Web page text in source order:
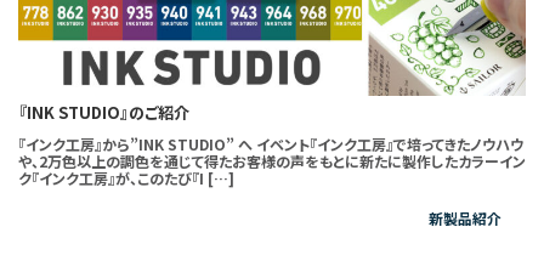
『INK STUDIO』のご紹介
『インク工房』から”INK STUDIO” へ イベント『インク工房』で培ってきたノウハウ
や、2万色以上の調色を通じて得たお客様の声をもとに新たに製作したカラーイン
ク『インク工房』が、このたび『I […]
新製品紹介